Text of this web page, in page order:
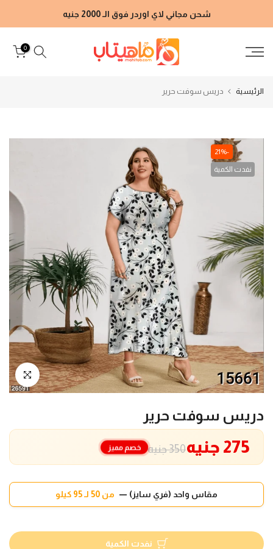
إلى
شحن مجاني لاي اوردر فوق الـ 2000 جنيه
0
الرئيسية دريس سوفت حرير
-21%
نفدت الكمية
انقر للتكبير
دريس سوفت حرير
350 جنيه 275 جنيه خصم مميز
مقاس واحد (فري سايز) — من 50 لـ 95 كيلو
نفدت الكمية